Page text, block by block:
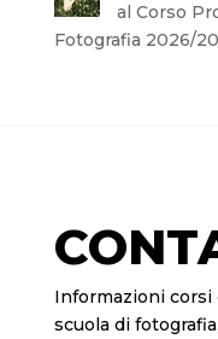
al Corso
Fotografia 2026/
Informazioni corsi
scuola di